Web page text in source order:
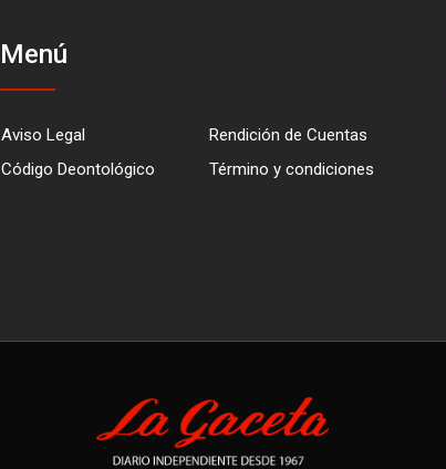
Menú
Aviso Legal
Rendición de Cuentas
Código Deontológico
Término y condiciones